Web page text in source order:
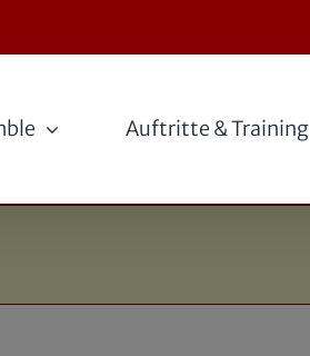
Auftritte & Training